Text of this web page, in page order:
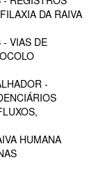
DA RAIVA
- VIAS DE
-
HUMANA